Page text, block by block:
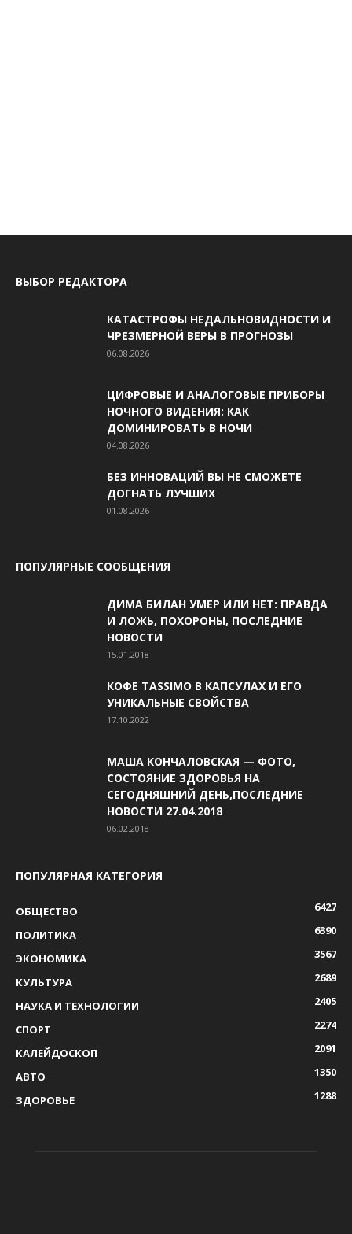
ВЫБОР РЕДАКТОРА
КАТАСТРОФЫ НЕДАЛЬНОВИДНОСТИ И
ЧРЕЗМЕРНОЙ ВЕРЫ В ПРОГНОЗЫ
06.08.2026
ЦИФРОВЫЕ И АНАЛОГОВЫЕ ПРИБОРЫ
НОЧНОГО ВИДЕНИЯ: КАК
ДОМИНИРОВАТЬ В НОЧИ
04.08.2026
БЕЗ ИННОВАЦИЙ ВЫ НЕ СМОЖЕТЕ
ДОГНАТЬ ЛУЧШИХ
01.08.2026
ПОПУЛЯРНЫЕ СООБЩЕНИЯ
ДИМА БИЛАН УМЕР ИЛИ НЕТ: ПРАВДА
И ЛОЖЬ, ПОХОРОНЫ, ПОСЛЕДНИЕ
НОВОСТИ
15.01.2018
КОФЕ TASSIMO В КАПСУЛАХ И ЕГО
УНИКАЛЬНЫЕ СВОЙСТВА
17.10.2022
МАША КОНЧАЛОВСКАЯ — ФОТО,
СОСТОЯНИЕ ЗДОРОВЬЯ НА
СЕГОДНЯШНИЙ ДЕНЬ,ПОСЛЕДНИЕ
НОВОСТИ 27.04.2018
06.02.2018
ПОПУЛЯРНАЯ КАТЕГОРИЯ
ОБЩЕСТВО
6427
ПОЛИТИКА
6390
ЭКОНОМИКА
3567
КУЛЬТУРА
2689
НАУКА И ТЕХНОЛОГИИ
2405
СПОРТ
2274
КАЛЕЙДОСКОП
2091
АВТО
1350
ЗДОРОВЬЕ
1288